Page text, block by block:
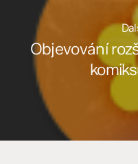
Objevování